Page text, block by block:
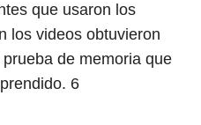
que usaron los
los videos obtuvieron
de memoria que
6